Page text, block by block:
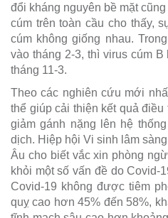
đổi kháng nguyên bề mặt
cúm trên toàn cầu cho thấy,
cúm không giống nhau.
vào tháng 2-3, thì virus cúm
tháng 11-3.
Theo các nghiên cứu mới
thể giúp cải thiện kết quả
giảm gánh nặng lên hệ
dịch. Hiệp hội Vi sinh lâm
Âu cho biết vắc xin phòng
khỏi một số vấn đề do Covid-
Covid-19 không được tiêm
quỵ cao hơn 45% đến 58%,